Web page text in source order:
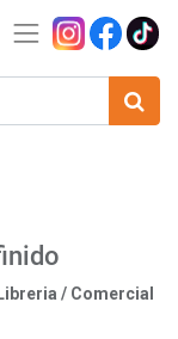
Libreria / Comercial